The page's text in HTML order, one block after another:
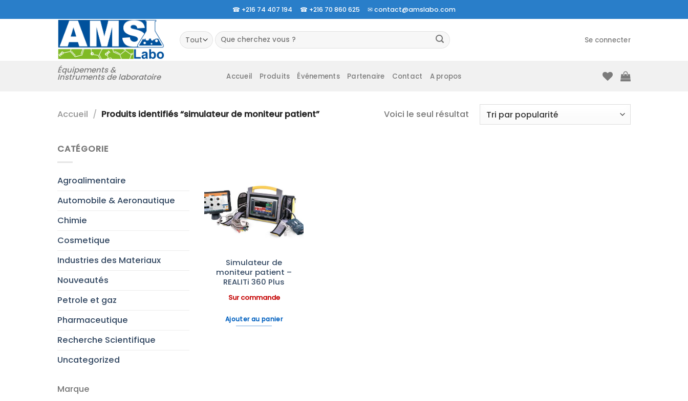
au
☎ +216 74 407 194 ☎ +216 70 860 625 ✉contact@amslabo.com
Équipements &
Instruments de laboratoire
Recherche
pour :
Se connecter
Accueil Produits Événements Partenaire Contact A propos
Accueil / Produits identifiés “simulateur de moniteur patient” Voici le seul résultat
CATÉGORIE
Agroalimentaire
Automobile & Aeronautique
Chimie
Cosmetique
Industries des Materiaux
Nouveautés
Petrole et gaz
Pharmaceutique
Recherche Scientifique
Uncategorized
Marque
Ajouter
à la liste
d’envies
Simulateur de
moniteur patient –
REALITi 360 Plus
Sur commande
Ajouter au panier